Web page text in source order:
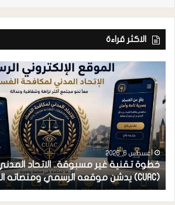
الاكثر قراءة
أغسطس 6, 2026
خطوة تقنية غير مسبوقة.. الاتحاد